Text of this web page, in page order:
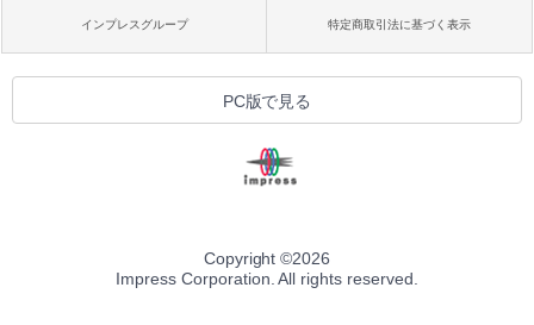
インプレスグループ 特定商取引法に基づく表示
PC版で見る
Copyright ©2026
Impress Corporation. All rights reserved.